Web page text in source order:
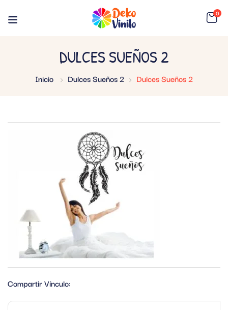
0
DULCES SUEÑOS 2
Inicio Dulces Sueños 2 Dulces Sueños 2
Compartir Vínculo: